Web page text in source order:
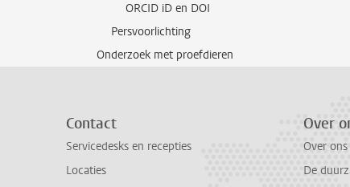
ORCID iD en DOI
Persvoorlichting
Onderzoek met proefdieren
Contact
Servicedesks en recepties
Locaties
Over
Over ons
De